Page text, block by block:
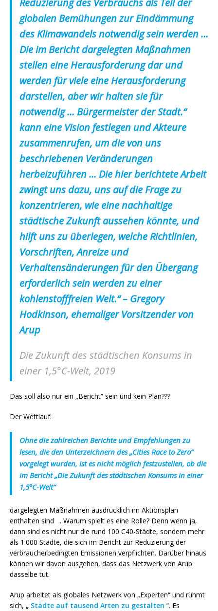
Reduzierung des Verbrauchs als Teil der
globalen Bemühungen zur Eindämmung
des Klimawandels notwendig sein werden …
Die im Bericht dargelegten Maßnahmen
stellen eine Herausforderung dar und
werden für viele eine Herausforderung
darstellen, aber wir halten sie für
notwendig … Bürgermeister der Stadt.“
kann eine Vision festlegen und Akteure
zusammenrufen, um die von uns
beschriebenen Veränderungen
herbeizuführen … Die hier berichtete Arbeit
zwingt uns dazu, uns auf die Frage zu
konzentrieren, wie eine nachhaltige
städtische Zukunft aussehen könnte, und
hilft uns zu überlegen, welche Richtlinien,
Vorschriften, Anreize und
Verhaltensänderungen für den Übergang
erforderlich sein werden zu einer
kohlenstofffreien Welt.“ – Gregory
Hodkinson, ehemaliger Vorsitzender von
Arup
Die Zukunft des städtischen Konsums in
einer 1,5°C-Welt, 2019
Das soll also nur ein „Bericht“ sein und kein Plan???
Der Wettlauf:
Ohne die zahlreichen Berichte und Empfehlungen zu
lesen, die den Unterzeichnern des „Cities Race to Zero“
vorgelegt wurden, ist es nicht möglich festzustellen, ob die
im Bericht „Die Zukunft des städtischen Konsums in einer
1,5°C-Welt“
dargelegten Maßnahmen ausdrücklich im Aktionsplan
enthalten sind . Warum spielt es eine Rolle? Denn wenn ja,
dann sind es nicht nur die rund 100 C40-Städte, sondern mehr
als 1.000 Städte, die sich im Bericht zur Reduzierung der
verbraucherbedingten Emissionen verpflichten. Darüber hinaus
können wir davon ausgehen, dass das Netzwerk von Arup
dasselbe tut.
Arup arbeitet als globales Netzwerk von „Experten“ und rühmt
sich, „ Städte auf tausend Arten zu gestalten “. Es